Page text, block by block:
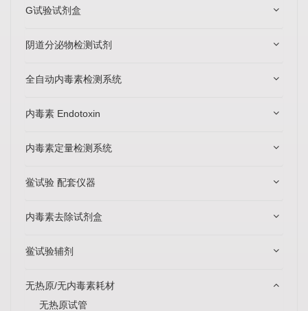
G试验试剂盒
阴道分泌物检测试剂
全自动内毒素检测系统
内毒素 Endotoxin
内毒素定量检测系统
鲎试验 配套仪器
内毒素去除试剂盒
鲎试验辅剂
无热原/无内毒素耗材
无热原试管